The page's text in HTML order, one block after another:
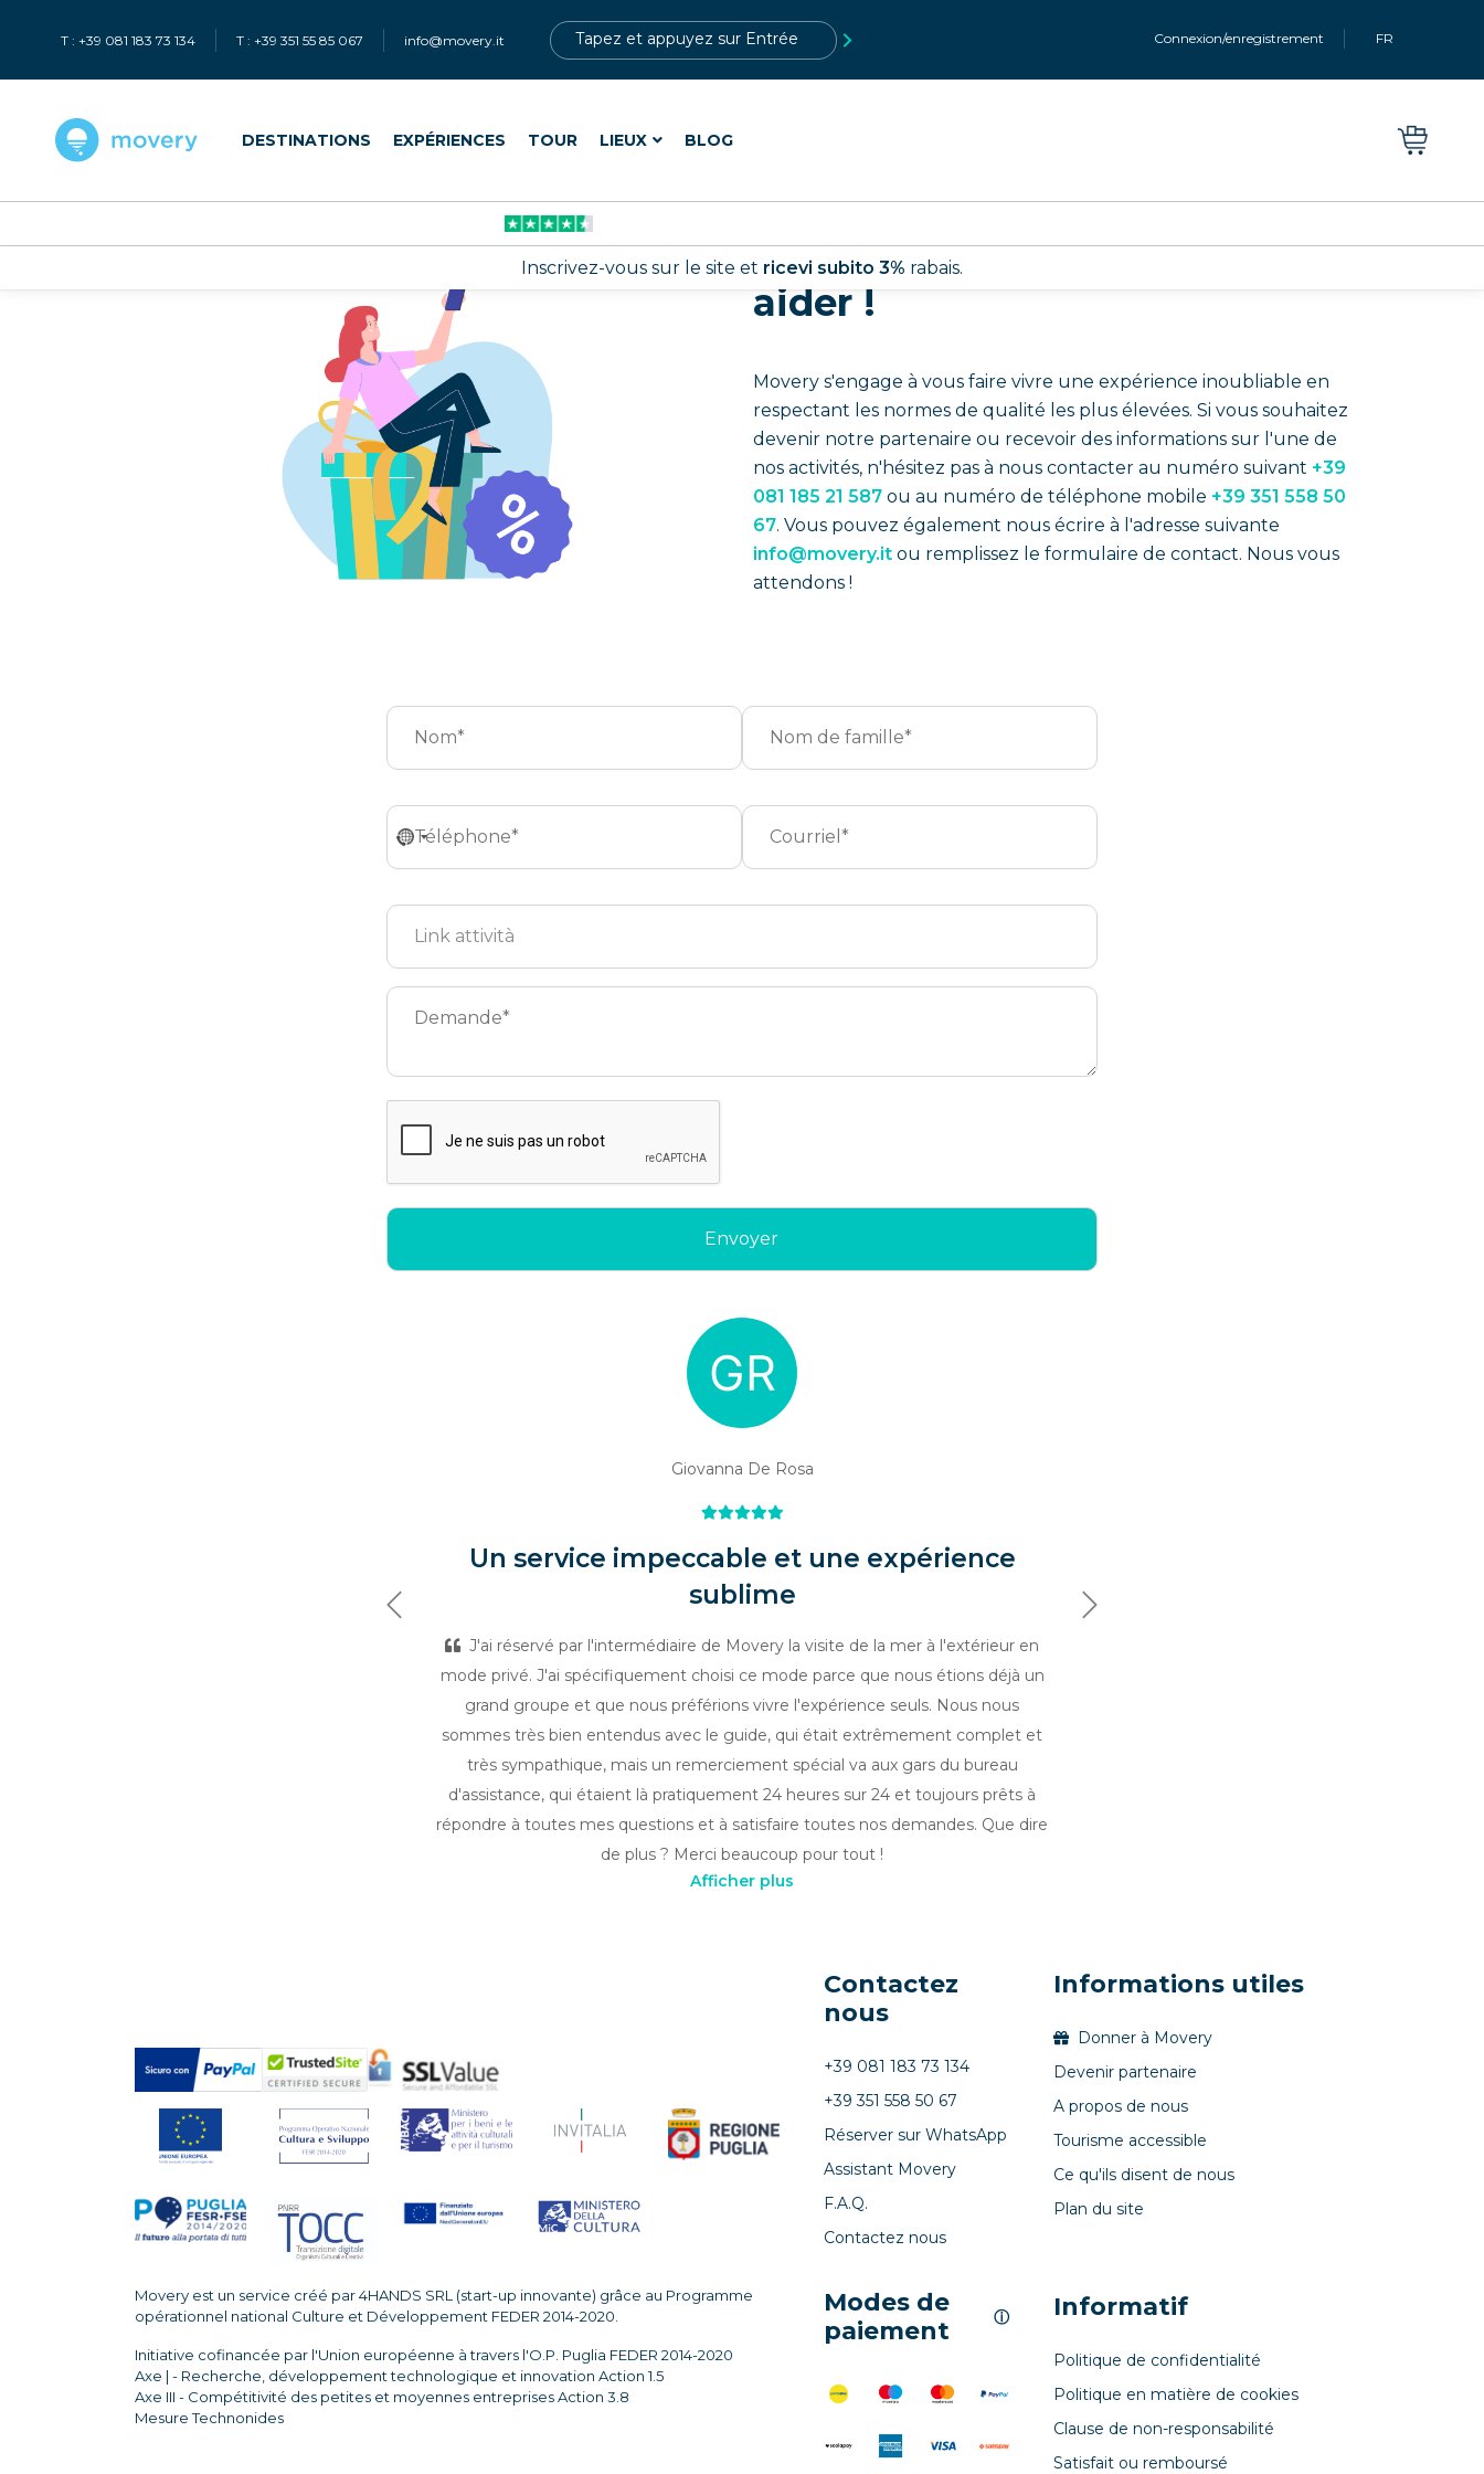
T : +39 081 183 73 134 T : +39 351 55 85 067 info@movery.it Connexion/enregistrement FR
DESTINATIONS EXPÉRIENCES TOUR LIEUX BLOG
Inscrivez-vous sur le site et ricevi subito 3% rabais.
Nous sommes là pour vous
aider !
Movery s'engage à vous faire vivre une expérience inoubliable en
respectant les normes de qualité les plus élevées. Si vous souhaitez
devenir notre partenaire ou recevoir des informations sur l'une de
nos activités, n'hésitez pas à nous contacter au numéro suivant +39
081 185 21 587 ou au numéro de téléphone mobile +39 351 558 50
67. Vous pouvez également nous écrire à l'adresse suivante
info@movery.it ou remplissez le formulaire de contact. Nous vous
attendons !
No
Giovanna De Rosa
Un service impeccable et une expérience
sublime
J'ai réservé par l'intermédiaire de Movery la visite de la mer à l'extérieur en
mode privé. J'ai spécifiquement choisi ce mode parce que nous étions déjà un
grand groupe et que nous préférions vivre l'expérience seuls. Nous nous
sommes très bien entendus avec le guide, qui était extrêmement complet et
très sympathique, mais un remerciement spécial va aux gars du bureau
d'assistance, qui étaient là pratiquement 24 heures sur 24 et toujours prêts à
répondre à toutes mes questions et à satisfaire toutes nos demandes. Que dire
de plus ? Merci beaucoup pour tout !
Précédent Suivant
Afficher plus
Movery est un service créé par 4HANDS SRL (start-up innovante) grâce au Programme
opérationnel national Culture et Développement FEDER 2014-2020.
Initiative cofinancée par l'Union européenne à travers l'O.P. Puglia FEDER 2014-2020
Axe | - Recherche, développement technologique et innovation Action 1.5
Axe III - Compétitivité des petites et moyennes entreprises Action 3.8
Mesure Technonides
Contactez
nous
+39 081 183 73 134
+39 351 558 50 67
Réserver sur WhatsApp
Assistant Movery
F.A.Q.
Contactez nous
Modes de
paiement
ⓘ
Informations utiles
Donner à Movery
Devenir partenaire
A propos de nous
Tourisme accessible
Ce qu'ils disent de nous
Plan du site
Informatif
Politique de confidentialité
Politique en matière de cookies
Clause de non-responsabilité
Satisfait ou remboursé